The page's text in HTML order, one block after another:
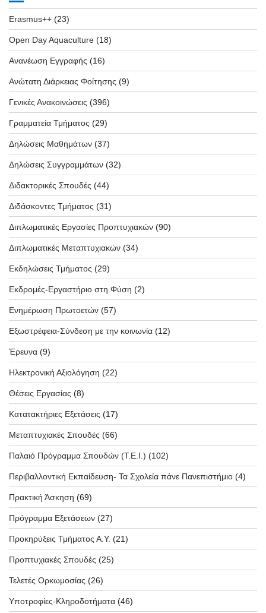
Erasmus++ (23)
Open Day Aquaculture (18)
Ανανέωση Εγγραφής (16)
Ανώτατη Διάρκειας Φοίτησης (9)
Γενικές Ανακοινώσεις (396)
Γραμματεία Τμήματος (29)
Δηλώσεις Μαθημάτων (37)
Δηλώσεις Συγγραμμάτων (32)
Διδακτορικές Σπουδές (44)
Διδάσκοντες Τμήματος (31)
Διπλωματικές Εργασίες Προπτυχιακών (90)
Διπλωματικές Μεταπτυχιακών (34)
Εκδηλώσεις Τμήματος (29)
Εκδρομές-Εργαστήριο στη Φύση (2)
Ενημέρωση Πρωτοετών (57)
Εξωστρέφεια-Σύνδεση με την κοινωνία (12)
Έρευνα (9)
Ηλεκτρονική Αξιολόγηση (22)
Θέσεις Εργασίας (8)
Κατατακτήριες Εξετάσεις (17)
Μεταπτυχιακές Σπουδές (66)
Παλαιό Πρόγραμμα Σπουδών (T.E.I.) (102)
Περιβαλλοντική Εκπαίδευση- Τα Σχολεία πάνε Πανεπιστήμιο (4)
Πρακτική Άσκηση (69)
Πρόγραμμα Εξετάσεων (27)
Προκηρύξεις Τμήματος Α.Υ. (21)
Προπτυχιακές Σπουδές (25)
Τελετές Ορκωμοσίας (26)
Υποτροφίες-Κληροδοτήματα (46)